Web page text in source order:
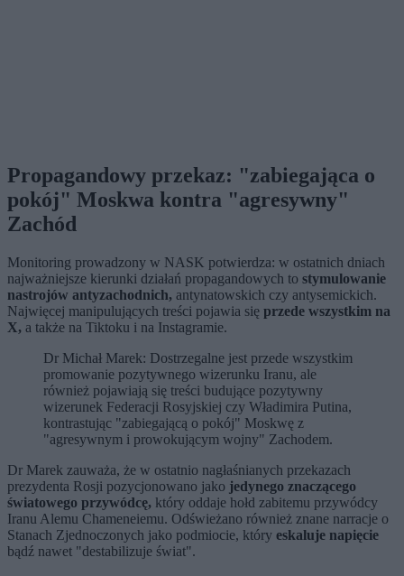
Propagandowy przekaz: "zabiegająca o
pokój" Moskwa kontra "agresywny"
Zachód
Monitoring prowadzony w NASK potwierdza: w ostatnich dniach
najważniejsze kierunki działań propagandowych to stymulowanie
nastrojów antyzachodnich, antynatowskich czy antysemickich.
Najwięcej manipulujących treści pojawia się przede wszystkim na
X, a także na Tiktoku i na Instagramie.
Dr Michał Marek: Dostrzegalne jest przede wszystkim
promowanie pozytywnego wizerunku Iranu, ale
również pojawiają się treści budujące pozytywny
wizerunek Federacji Rosyjskiej czy Władimira Putina,
kontrastując "zabiegającą o pokój" Moskwę z
"agresywnym i prowokującym wojny" Zachodem.
Dr Marek zauważa, że w ostatnio nagłaśnianych przekazach
prezydenta Rosji pozycjonowano jako jedynego znaczącego
światowego przywódcę, który oddaje hołd zabitemu przywódcy
Iranu Alemu Chameneiemu. Odświeżano również znane narracje o
Stanach Zjednoczonych jako podmiocie, który eskaluje napięcie
bądź nawet "destabilizuje świat".